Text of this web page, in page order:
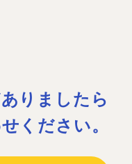
りましたら
ください。